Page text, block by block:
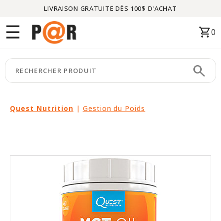
LIVRAISON GRATUITE DÈS 100$ D'ACHAT
☰ shopping_cart0
search
Quest Nutrition | Gestion du Poids
Menu
CATÉGORIES
keyboard_arrow_right
MARQUES
keyboard_arrow_right
VEDETTE